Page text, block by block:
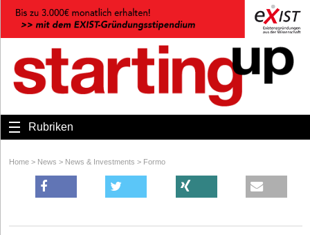
Rubriken
Home > News > News & Investments > Formo